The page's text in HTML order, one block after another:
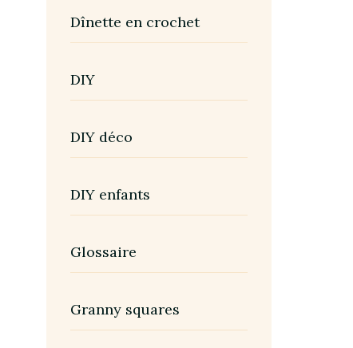
Dînette en crochet
DIY
DIY déco
DIY enfants
Glossaire
Granny squares